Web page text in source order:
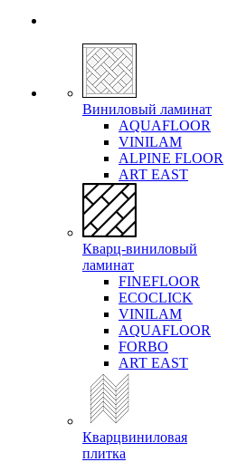
Виниловый ламинат
AQUAFLOOR
VINILAM
ALPINE FLOOR
ART EAST
Кварц-виниловый
ламинат
FINEFLOOR
ECOCLICK
VINILAM
AQUAFLOOR
FORBO
ART EAST
Кварцвиниловая
плитка